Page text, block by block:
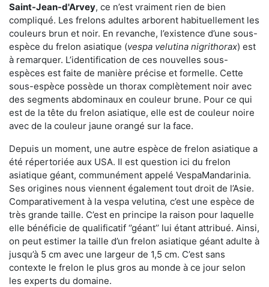
Saint-Jean-d'Arvey, ce n’est vraiment rien de bien
compliqué. Les frelons adultes arborent habituellement les
couleurs brun et noir. En revanche, l’existence d’une sous-
espèce du frelon asiatique (vespa velutina nigrithorax) est
à remarquer. L’identification de ces nouvelles sous-
espèces est faite de manière précise et formelle. Cette
sous-espèce possède un thorax complètement noir avec
des segments abdominaux en couleur brune. Pour ce qui
est de la tête du frelon asiatique, elle est de couleur noire
avec de la couleur jaune orangé sur la face.
Depuis un moment, une autre espèce de frelon asiatique a
été répertoriée aux USA. Il est question ici du frelon
asiatique géant, communément appelé VespaMandarinia.
Ses origines nous viennent également tout droit de l’Asie.
Comparativement à la vespa velutina, c’est une espèce de
très grande taille. C’est en principe la raison pour laquelle
elle bénéficie de qualificatif ‘’géant’’ lui étant attribué. Ainsi,
on peut estimer la taille d’un frelon asiatique géant adulte à
jusqu’à 5 cm avec une largeur de 1,5 cm. C’est sans
contexte le frelon le plus gros au monde à ce jour selon
les experts du domaine.